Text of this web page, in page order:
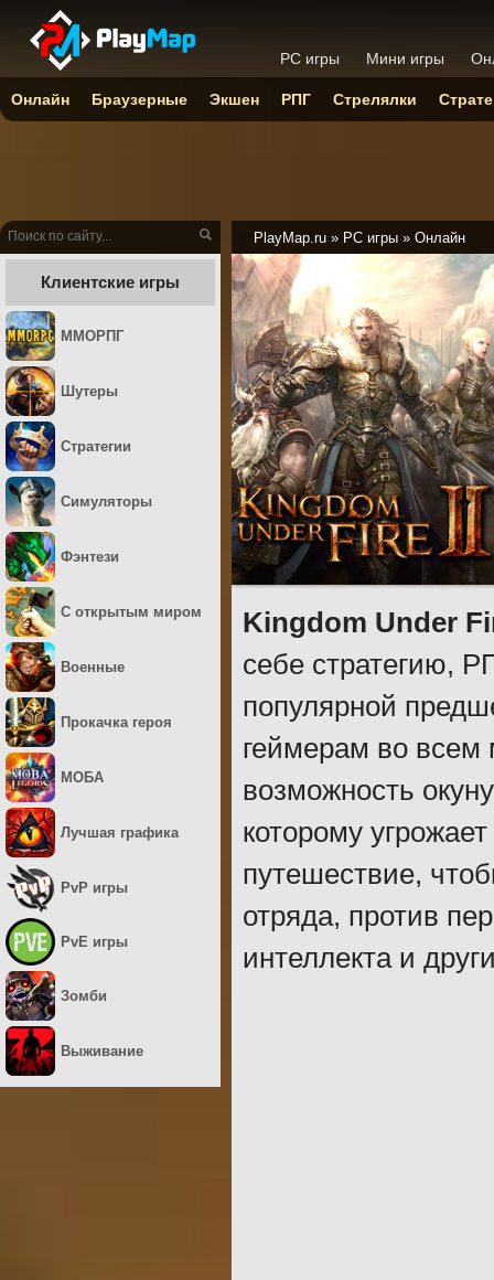
PlayMap.ru » PC игры » Онлайн
Kingdom Under
себе стратегию,
популярной
геймерам во всем
возможность
которому
путешествие,
отряда, против
интеллекта и
Клиентские игры
ММОРПГ
Шутеры
Стратегии
Симуляторы
Фэнтези
С открытым миром
Военные
Прокачка героя
МОБА
Лучшая графика
PvP игры
PvE игры
Зомби
Выживание
PC игры Мини игры
Онлайн Браузерные Экшен РПГ Стрелялки